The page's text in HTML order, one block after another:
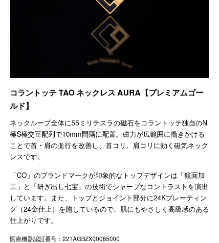
コラントッテ TAO ネックレス AURA【プレミアムゴー
ルド】
ネックループ全体に55ミリテスラの磁石をコラントッテ独自のN
極S極交互配列で10mm間隔に配置。磁力が広範囲に働きかける
ことで首・肩の血行を改善し、首コリ、肩コリに効く磁気ネック
レスです。
「CO」のブランドマークが印象的なトップデザインは「鏡面加
工」と「研ぎ出し七宝」の技術でシャープなコントラストを演出
しています。また、トップとジョイント部分に24Kプレーティン
グ（24金仕上）を施しているので、肌にもやさしく高級感のある
仕上がりです。
医療機器認証番号：221AGBZX00065000